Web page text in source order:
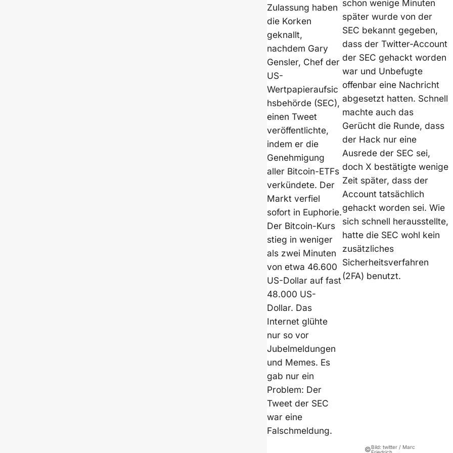
Zulassung haben
die Korken
geknallt,
nachdem Gary
Gensler, Chef der
US-
Wertpapieraufsic
hsbehörde (SEC),
einen Tweet
veröffentlichte,
indem er die
Genehmigung
aller Bitcoin-ETFs
verkündete. Der
Markt verfiel
sofort in Euphorie.
Der Bitcoin-Kurs
stieg in weniger
als zwei Minuten
von etwa 46.600
US-Dollar auf fast
48.000 US-
Dollar. Das
Internet glühte
nur so vor
Jubelmeldungen
und Memes. Es
gab nur ein
Problem: Der
Tweet der SEC
war eine
Falschmeldung.
schon wenige Minuten
später wurde von der
SEC bekannt gegeben,
dass der Twitter-Account
der SEC gehackt worden
war und Unbefugte
offenbar eine Nachricht
abgesetzt hatten. Schnell
machte auch das
Gerücht die Runde, dass
der Hack nur eine
Ausrede der SEC sei,
doch X bestätigte wenige
Zeit später, dass der
Account tatsächlich
gehackt worden sei. Wie
sich schnell herausstellte,
hatte die SEC wohl kein
zusätzliches
Sicherheitsverfahren
(2FA) benutzt.
©Bild: twitter / Marc